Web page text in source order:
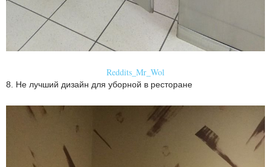
Reddits_Mr_Wol
8. Не лучший дизайн для уборной в ресторане